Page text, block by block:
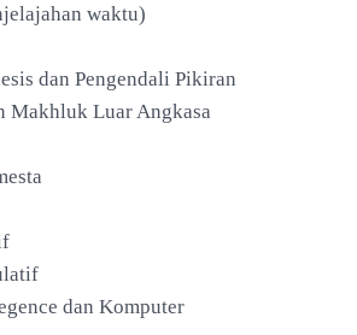
waktu)
dan Pengendali Pikiran
Makhluk Luar Angkasa
dan Komputer